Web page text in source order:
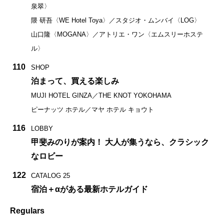
泉翠〉
隈 研吾〈WE Hotel Toya〉／スタジオ・ムンバイ〈LOG〉
山口隆〈MOGANA〉／アトリエ・ワン〈エムスリーホステ
ル〉
110 SHOP
泊まって、買える楽しみ
MUJI HOTEL GINZA／THE KNOT YOKOHAMA
ピーナッツ ホテル／マヤ ホテル キョウト
116 LOBBY
甲斐みのりが案内！ 大人が集うなら、クラシック
なロビー
122 CATALOG 25
宿泊＋αがある最新ホテルガイド
Regulars